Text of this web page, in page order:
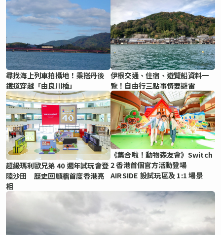
尋找海上列車拍攝地！乘搭丹後
鐵道穿越「由良川橋」
伊根交通、住宿、遊覽船資料一
覽！自由行三點事情要避雷
超級瑪利歐兄弟 40 週年試玩會登
陸沙田 歷史回顧牆首度香港亮
相
《集合啦！動物森友會》Switch
2 香港首個官方活動登場
AIRSIDE 設試玩區及 1:1 場景